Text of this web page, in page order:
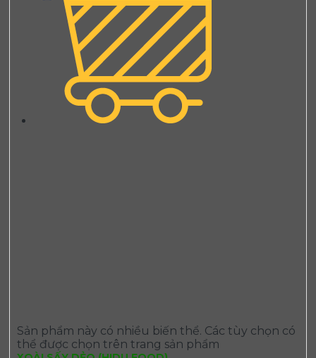
Sản phẩm này có nhiều biến thể. Các tùy chọn có
thể được chọn trên trang sản phẩm